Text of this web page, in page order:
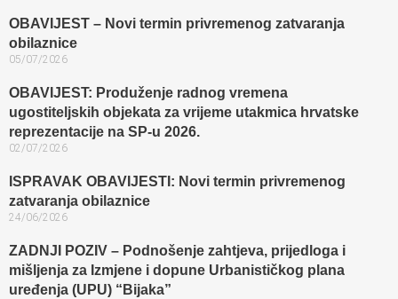
OBAVIJEST – Novi termin privremenog zatvaranja
obilaznice​
05/07/2026
OBAVIJEST: Produženje radnog vremena
ugostiteljskih objekata za vrijeme utakmica hrvatske
reprezentacije na SP-u 2026.
02/07/2026
ISPRAVAK OBAVIJESTI: Novi termin privremenog
zatvaranja obilaznice​
24/06/2026
ZADNJI POZIV – Podnošenje zahtjeva, prijedloga i
mišljenja za Izmjene i dopune Urbanističkog plana
uređenja (UPU) “Bijaka”